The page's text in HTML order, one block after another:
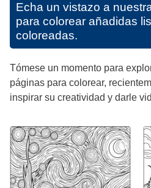
Echa un vistazo a
para colorear añadidas
coloreadas.
Tómese un momento para
páginas para colorear,
inspirar su creatividad y darle